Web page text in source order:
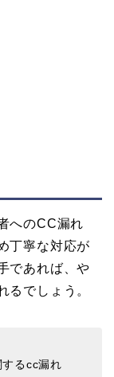
へのCC漏れ
丁寧な対応が
であれば、や
るでしょう。
るcc漏れ